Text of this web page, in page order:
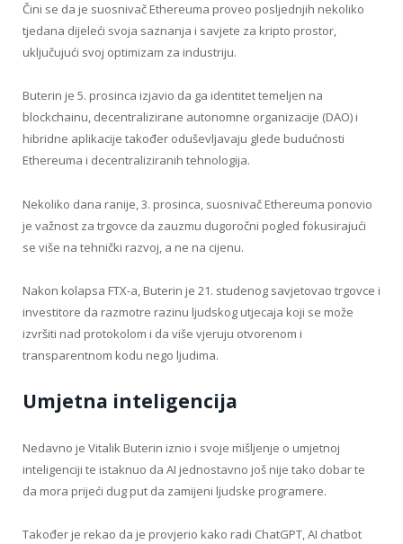
Čini se da je suosnivač Ethereuma proveo posljednjih nekoliko
tjedana dijeleći svoja saznanja i savjete za kripto prostor,
uključujući svoj optimizam za industriju.
Buterin je 5. prosinca izjavio da ga identitet temeljen na
blockchainu, decentralizirane autonomne organizacije (DAO) i
hibridne aplikacije također oduševljavaju glede budućnosti
Ethereuma i decentraliziranih tehnologija.
Nekoliko dana ranije, 3. prosinca, suosnivač Ethereuma ponovio
je važnost za trgovce da zauzmu dugoročni pogled fokusirajući
se više na tehnički razvoj, a ne na cijenu.
Nakon kolapsa FTX-a, Buterin je 21. studenog savjetovao trgovce i
investitore da razmotre razinu ljudskog utjecaja koji se može
izvršiti nad protokolom i da više vjeruju otvorenom i
transparentnom kodu nego ljudima.
Umjetna inteligencija
Nedavno je Vitalik Buterin iznio i svoje mišljenje o umjetnoj
inteligenciji te istaknuo da AI jednostavno još nije tako dobar te
da mora prijeći dug put da zamijeni ljudske programere.
Također je rekao da je provjerio kako radi ChatGPT, AI chatbot